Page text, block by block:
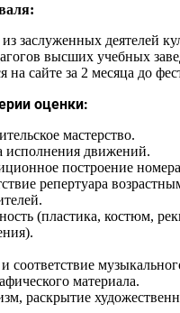
из заслуженных деятелей
высших учебных
на сайте за 2 месяца до
оценки:
мастерство.
исполнения движений.
построение
репертуара
(пластика, костюм,
соответствие
материала.
раскрытие